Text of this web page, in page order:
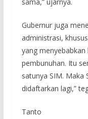
Gubernur juga
administrasi,
yang
pembunuhan. Itu
satunya SIM. Maka
didaftarkan lagi,”
Tanto